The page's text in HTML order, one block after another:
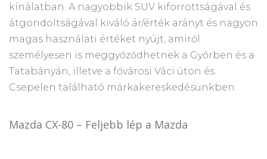
kínálatban. A nagyobbik SUV kiforrottságával és
átgondoltságával kiváló ár/érték arányt és nagyon
magas használati értéket nyújt, amiről
személyesen is meggyőződhetnek a Győrben és a
Tatabányán, illetve a fővárosi Váci úton és
Csepelen található márkakereskedésünkben.
Mazda CX-80 – Feljebb lép a Mazda